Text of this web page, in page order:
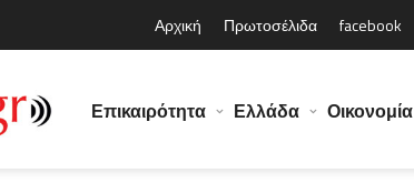
Αρχική Πρωτοσέλιδα facebook
Επικαιρότητα Ελλάδα Οικονομία